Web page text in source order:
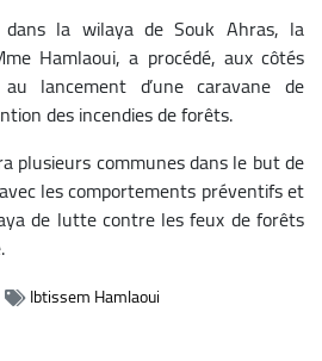
la wilaya de Souk Ahras, la
Hamlaoui, a procédé, aux côtés
lancement d’une caravane de
des incendies de forêts.
plusieurs communes dans le but de
les comportements préventifs et
de lutte contre les feux de forêts
Ibtissem Hamlaoui